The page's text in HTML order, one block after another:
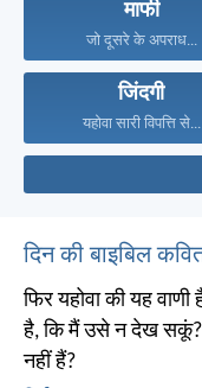
माफी
जो दूसरे के अपराध...
जिंदगी
यहोवा सारी विपत्ति से...
दिन की बाइबिल
फिर यहोवा की यह
है, कि मैं उसे न देख सकूं?
नहीं हैं?